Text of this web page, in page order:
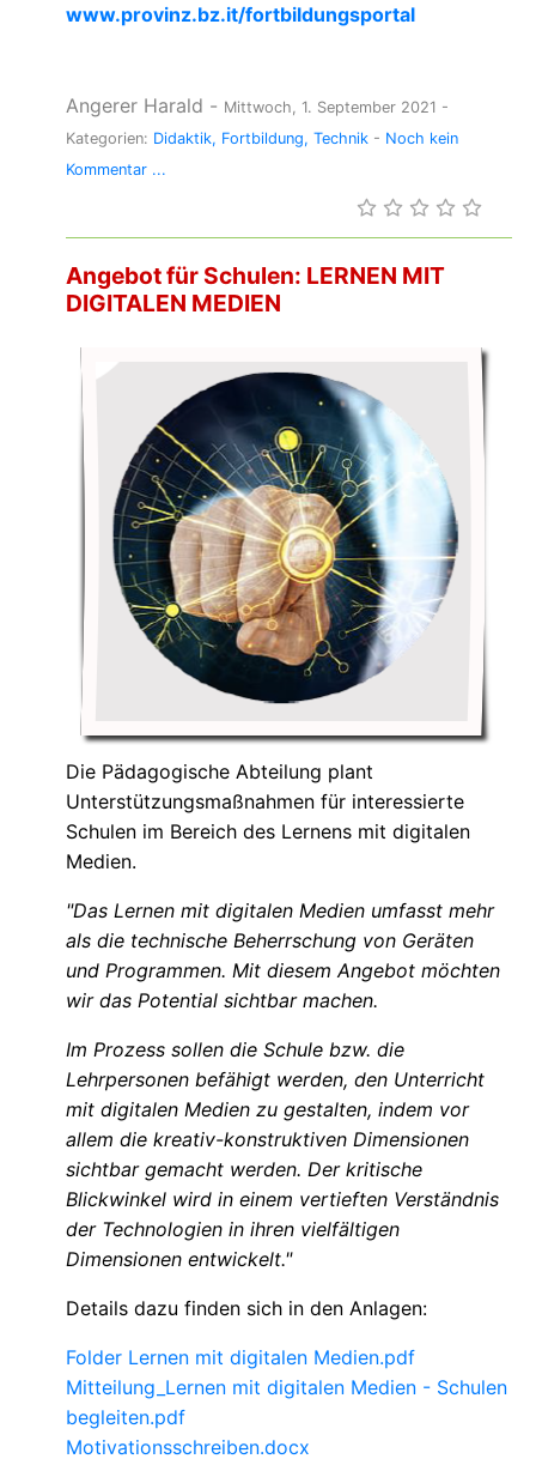
www.provinz.bz.it/fortbildungsportal
Angerer Harald - Mittwoch, 1. September 2021 -
Kategorien: Didaktik Fortbildung Technik - Noch kein
Kommentar ...
Angebot für Schulen: LERNEN MIT
DIGITALEN MEDIEN
Die Pädagogische Abteilung plant
Unterstützungsmaßnahmen für interessierte
Schulen im Bereich des Lernens mit digitalen
Medien.
"Das Lernen mit digitalen Medien umfasst mehr
als die technische Beherrschung von Geräten
und Programmen. Mit diesem Angebot möchten
wir das Potential sichtbar machen.
Im Prozess sollen die Schule bzw. die
Lehrpersonen befähigt werden, den Unterricht
mit digitalen Medien zu gestalten, indem vor
allem die kreativ-konstruktiven Dimensionen
sichtbar gemacht werden. Der kritische
Blickwinkel wird in einem vertieften Verständnis
der Technologien in ihren vielfältigen
Dimensionen entwickelt."
Details dazu finden sich in den Anlagen:
Folder Lernen mit digitalen Medien.pdf
Mitteilung_Lernen mit digitalen Medien - Schulen
begleiten.pdf
Motivationsschreiben.docx